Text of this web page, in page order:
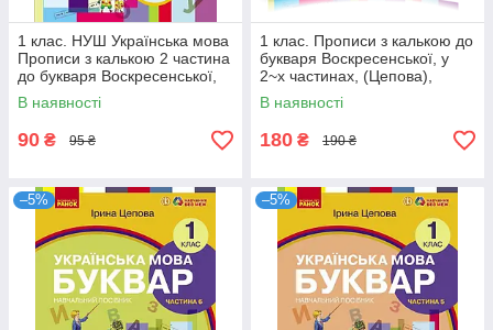
1 клас. НУШ Українська мова
Прописи з калькою 2 частина
до букваря Воскресенської,
Цепової (Цепова І.В.),
В наявності
90 ₴ 95 ₴
1 клас. Прописи з калькою до
букваря Воскресенської, у
2~х частинах, (Цепова),
Ранок
В наявності
180 ₴ 190 ₴
–5% –5%